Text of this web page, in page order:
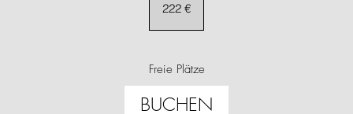
222 €
Freie Plätze
BUCHEN